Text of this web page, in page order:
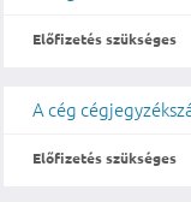
Előfizetés szükséges
A cég
Előfizetés szükséges